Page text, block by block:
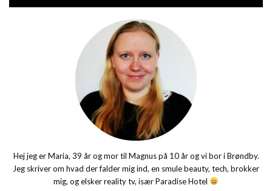
Hej jeg er Maria, 39 år og mor til Magnus på 10 år og vi bor i Brøndby.
Jeg skriver om hvad der falder mig ind, en smule beauty, tech, brokker
mig, og elsker reality tv, især Paradise Hotel